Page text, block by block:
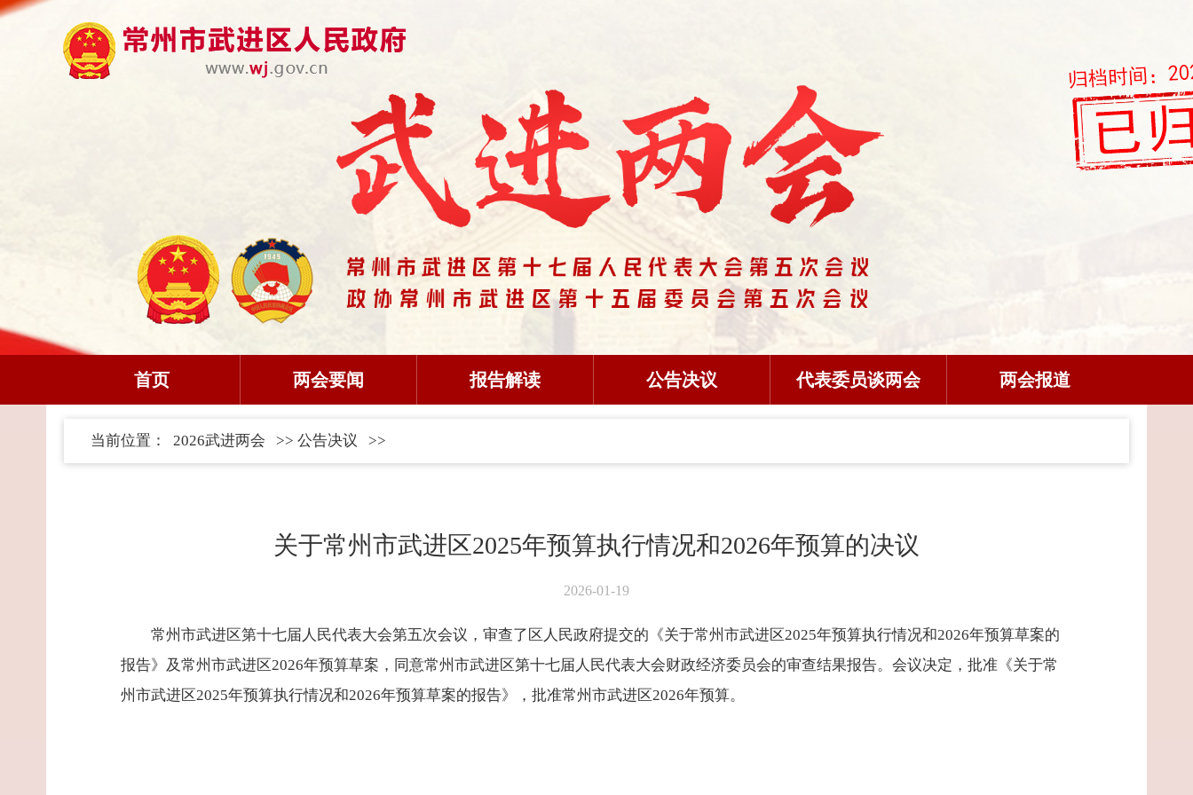
首页 两会要闻 报告解读 公告决议 代表委员谈两会 两会报道
当前位置： 2026武进两会 >> 公告决议 >>
关于常州市武进区2025年预算执行情况和2026年预算的决议
2026-01-19
常州市武进区第十七届人民代表大会第五次会议，审查了区人民政府提交的《关于常州市武进区2025年预算执行情况和2026年预算草案的
报告》及常州市武进区2026年预算草案，同意常州市武进区第十七届人民代表大会财政经济委员会的审查结果报告。会议决定，批准《关于常
州市武进区2025年预算执行情况和2026年预算草案的报告》，批准常州市武进区2026年预算。